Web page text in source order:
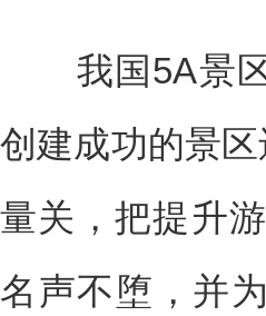
我国5A景区
创建成功的景
量关，把提升
名声不堕，并